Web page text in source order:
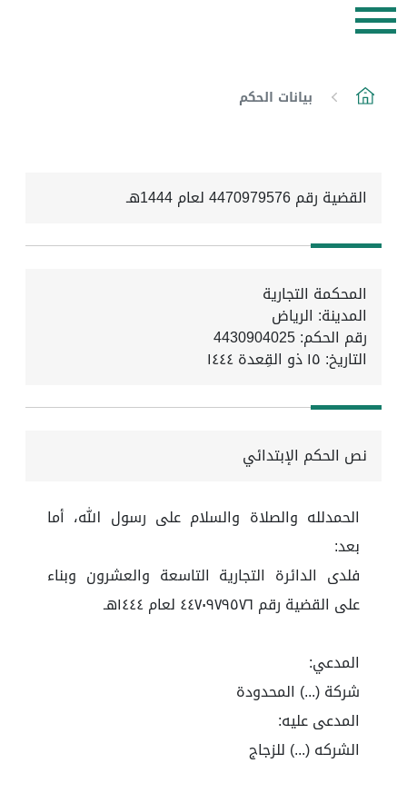
بيانات الحكم
القضية رقم 4470979576 لعام 1444هـ
المحكمة التجارية
المدينة: الرياض
رقم الحكم: 4430904025
التاريخ: ١٥ ذو القِعدة ١٤٤٤
نص الحكم الإبتدائي
الحمدلله والصلاة والسلام على رسول الله، أما
بعد:
فلدى الدائرة التجارية التاسعة والعشرون وبناء
على القضية رقم ٤٤٧٠٩٧٩٥٧٦ لعام ١٤٤٤هـ
المدعي:
شركة (...) المحدودة
المدعى عليه:
الشركه (...) للزجاج